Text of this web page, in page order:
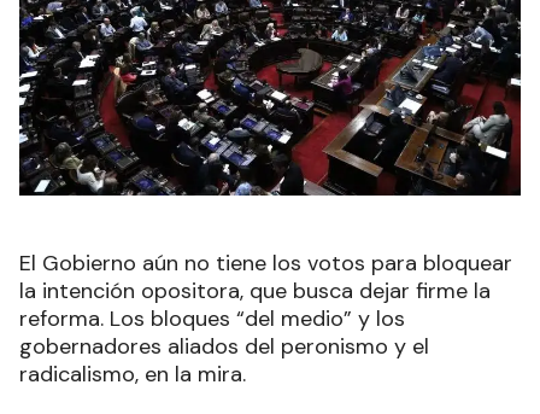
El Gobierno aún no tiene los votos para bloquear
la intención opositora, que busca dejar firme la
reforma. Los bloques “del medio” y los
gobernadores aliados del peronismo y el
radicalismo, en la mira.